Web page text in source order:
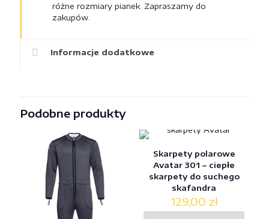
różne rozmiary pianek. Zapraszamy do
zakupów.
Informacje dodatkowe
Podobne produkty
Skarpety polarowe
Avatar 301 – ciepłe
skarpety do suchego
skafandra
129,00 zł